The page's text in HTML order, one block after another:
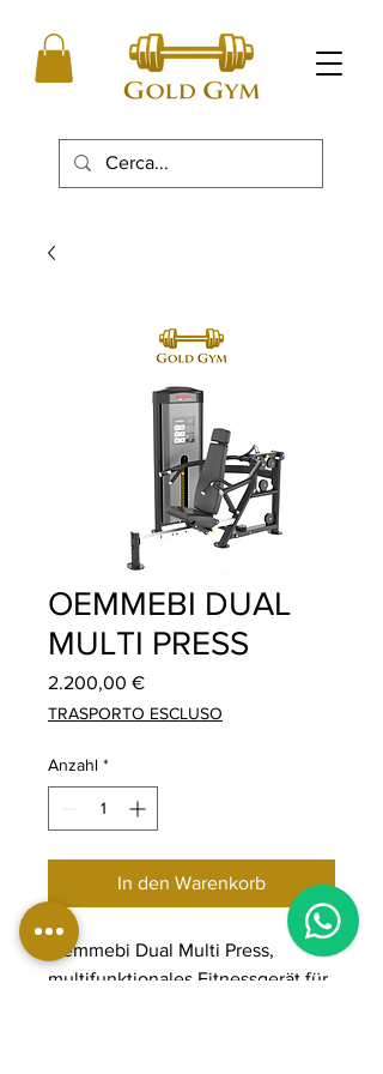
OEMMEBI DUAL
MULTI PRESS
2.200,00 €Preis
TRASPORTO ESCLUSO
Anzahl *
In den Warenkorb
Oemmebi Dual Multi Press,
multifunktionales Fitnessgerät für